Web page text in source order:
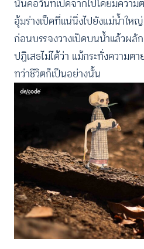
นั่นคือวันที่เป็ดจากไปโดยมีความ
อุ้มร่างเป็ดที่แน่นิ่งไปยังแม่น้ำให
ก่อนบรรจงวางเป็ดบนน้ำแล้วผลั
ปฏิเสธไม่ได้ว่า แม้กระทั่งความต
ทว่าชีวิตก็เป็นอย่างนั้น